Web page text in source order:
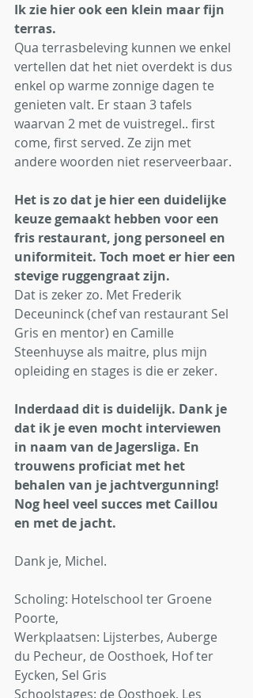
Ik zie hier ook een klein maar fijn
terras.
Qua terrasbeleving kunnen we enkel
vertellen dat het niet overdekt is dus
enkel op warme zonnige dagen te
genieten valt. Er staan 3 tafels
waarvan 2 met de vuistregel.. first
come, first served. Ze zijn met
andere woorden niet reserveerbaar.
Het is zo dat je hier een duidelijke
keuze gemaakt hebben voor een
fris restaurant, jong personeel en
uniformiteit. Toch moet er hier een
stevige ruggengraat zijn.
Dat is zeker zo. Met Frederik
Deceuninck (chef van restaurant Sel
Gris en mentor) en Camille
Steenhuyse als maitre, plus mijn
opleiding en stages is die er zeker.
Inderdaad dit is duidelijk. Dank je
dat ik je even mocht interviewen
in naam van de Jagersliga. En
trouwens proficiat met het
behalen van je jachtvergunning!
Nog heel veel succes met Caillou
en met de jacht.
Dank je, Michel.
Scholing: Hotelschool ter Groene
Poorte,
Werkplaatsen: Lijsterbes, Auberge
du Pecheur, de Oosthoek, Hof ter
Eycken, Sel Gris
Schoolstages: de Oosthoek, Les